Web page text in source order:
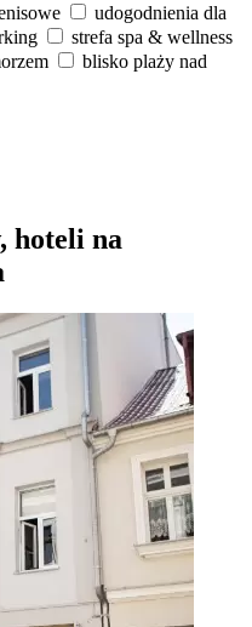
udogodnienia dla
strefa spa & wellness
blisko plaży nad
hoteli na